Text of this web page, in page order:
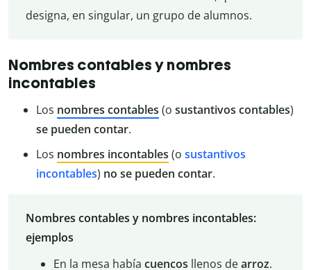
designa, en singular, un grupo de alumnos.
Nombres contables y nombres
incontables
Los nombres contables (o sustantivos contables)
se pueden contar.
Los nombres incontables (o sustantivos
incontables) no se pueden contar.
Nombres contables y nombres incontables:
ejemplos
En la mesa había cuencos llenos dearroz.